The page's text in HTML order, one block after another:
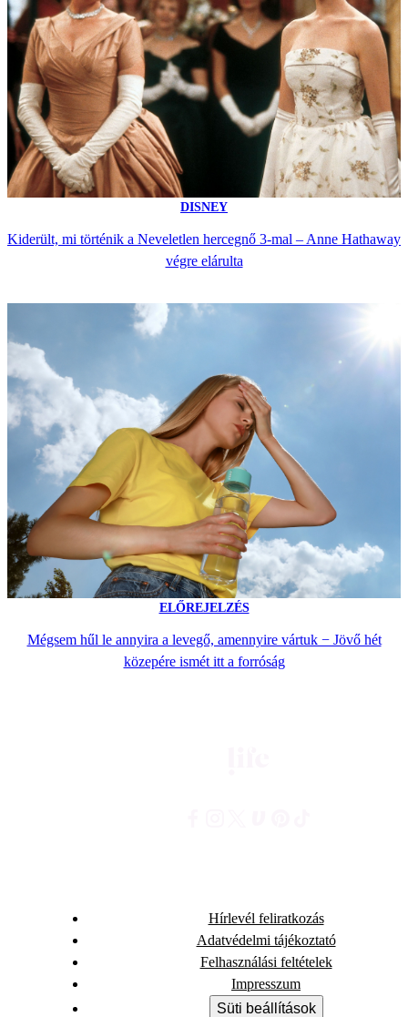
DISNEY
Kiderült, mi történik a Neveletlen hercegnő 3-mal – Anne Hathaway
végre elárulta
ELŐREJELZÉS
Mégsem hűl le annyira a levegő, amennyire vártuk − Jövő hét
közepére ismét itt a forróság
Hírlevél feliratkozás
Adatvédelmi tájékoztató
Felhasználási feltételek
Impresszum
Süti beállítások